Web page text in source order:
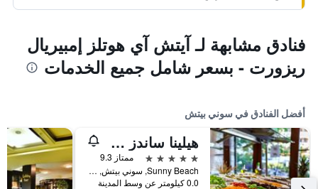
فنادق مشابهة لـ آيتش آي هوتلز إمبيريال
ريزورت - بسعر شامل جميع الخدمات
أفضل الفنادق في سوني بيتش
هيلينا ساندز هوتل
5 نجوم
ممتاز 9.3
Sunny Beach, سوني بيتش, بلغاريا
0.0 كيلومتر عن وسط المدينة